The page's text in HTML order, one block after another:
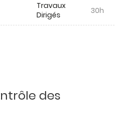
Travaux
Dirigés
30h
des